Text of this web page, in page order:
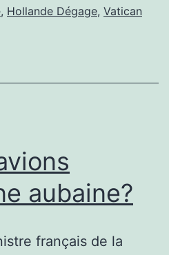
, Hollande Dégage, Vatican
aubaine?
français de la